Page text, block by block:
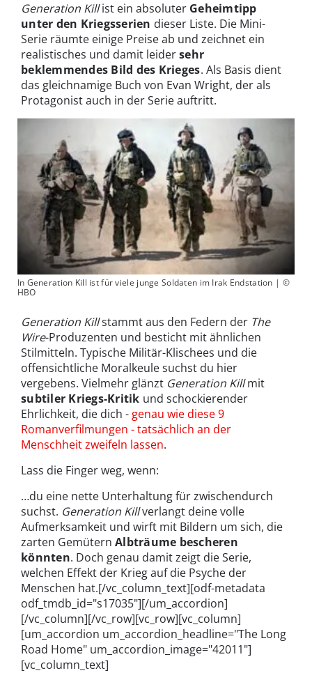
Generation Killist ein absoluter Geheimtipp
unter den Kriegsserien dieser Liste. Die Mini-
Serie räumte einige Preise ab und zeichnet ein
realistisches und damit leidersehr
beklemmendes Bild des Krieges. Als Basis dient
das gleichnamige Buch von Evan Wright, der als
Protagonist auch in der Serie auftritt.
In Generation Kill ist für viele junge Soldaten im Irak Endstation | ©
HBO
Generation Killstammt aus den Federn der The
Wire-Produzenten und besticht mit ähnlichen
Stilmitteln. Typische Militär-Klischees und die
offensichtliche Moralkeule suchst du hier
vergebens. Vielmehr glänzt Generation Killmit
subtiler Kriegs-Kritik und schockierender
Ehrlichkeit, die dich - genau wie diese 9
Romanverfilmungen - tatsächlich an der
Menschheit zweifeln lassen.
Lass die Finger weg, wenn:
…du eine nette Unterhaltung für zwischendurch
suchst. Generation Killverlangt deine volle
Aufmerksamkeit und wirft mit Bildern um sich, die
zarten Gemütern Albträume bescheren
könnten. Doch genau damit zeigt die Serie,
welchen Effekt der Krieg auf die Psyche der
Menschen hat.[/vc_column_text][odf-metadata
odf_tmdb_id="s17035"][/um_accordion]
[/vc_column][/vc_row][vc_row][vc_column]
[um_accordion um_accordion_headline="The Long
Road Home" um_accordion_image="42011"]
[vc_column_text]